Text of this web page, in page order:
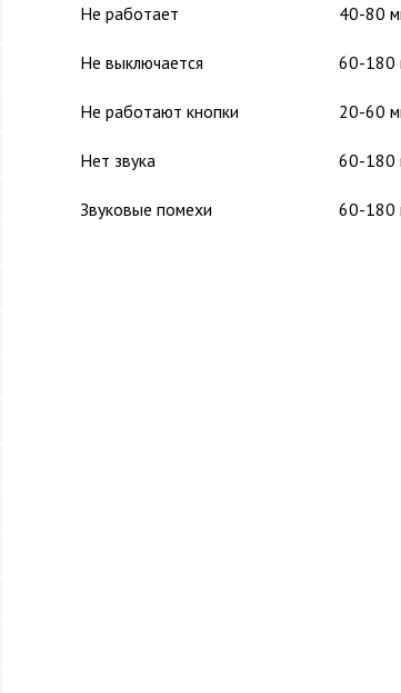
Не работает 40-80
Не выключается 60-180
Не работают кнопки 20-60
Нет звука 60-180
Звуковые помехи 60-180